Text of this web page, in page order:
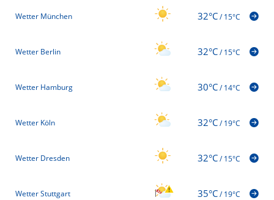
Wetter München 32°C/15°C
Wetter Berlin 32°C/15°C
Wetter Hamburg 30°C/14°C
Wetter Köln 32°C/19°C
Wetter Dresden 32°C/15°C
Wetter Stuttgart 35°C/19°C